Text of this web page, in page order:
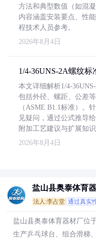
方法和典型数值（如混
内容涵盖安装要点、性
程技术人员参考。
2026年8月4日
1/4-36UNS-2A螺纹标
本文详细解析1/4-
包括外径、螺距、公差
（ASME B1.1标准）。
见疑问，通过公式推导
附加工艺建议与扩展知识
2026年8月4日
盐山县奥泰体育
法人:李占堂 通过真实
盐山县奥泰体育器材厂位
生产乒乓球台、组合滑梯